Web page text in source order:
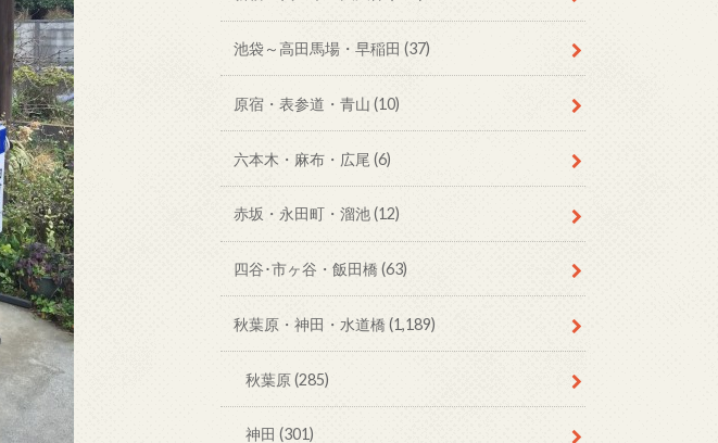
池袋～高田馬場・早稲田 (37)
原宿・表参道・青山 (10)
六本木・麻布・広尾 (6)
赤坂・永田町・溜池(12)
四谷･市ヶ谷・飯田橋 (63)
秋葉原・神田・水道橋 (1,189)
秋葉原(285)
神田(301)